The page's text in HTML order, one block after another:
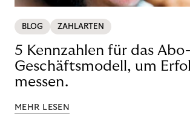
BLOG ZAHLARTEN
5 Kennzahlen für das Abo-
Geschäftsmodell, um
messen.
MEHR LESEN